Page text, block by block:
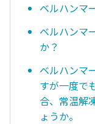
ベルハンマ
ベルハンマ
か？
ベルハンマ
すが一度で
合、常温解
ょうか。